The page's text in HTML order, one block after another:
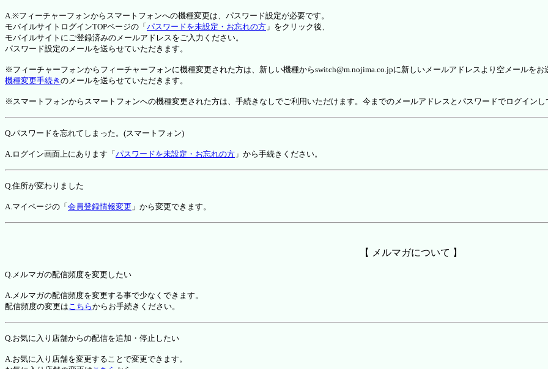
A.※フィーチャーフォンからスマートフォンへの機種変更は、パスワード設定が必要です。
モバイルサイトログインTOPページの「 パスワードを未設定・お忘れの方 」をクリック後、
モバイルサイトにご登録済みのメールアドレスをご入力ください。
パスワード設定のメールを送らせていただきます。
※フィーチャーフォンからフィーチャーフォンに機種変更された方は、新しい機種からswitch@m.nojima.co.jpに新しいメールアドレスより空メールをお
機種変更手続き のメールを送らせていただきます。
※スマートフォンからスマートフォンへの機種変更された方は、手続きなしでご利用いただけます。今までのメールアドレスとパスワードでログインし
Q.パスワードを忘れてしまった。(スマートフォン)
A.ログイン画面上にあります「 パスワードを未設定・お忘れの方 」から手続きください。
Q.住所が変わりました
A.マイページの「 会員登録情報変更 」から変更できます。
【 メルマガについて 】
Q.メルマガの配信頻度を変更したい
A.メルマガの配信頻度を変更する事で少なくできます。
配信頻度の変更はこちらからお手続きください。
Q.お気に入り店舗からの配信を追加・停止したい
A.お気に入り店舗を変更することで変更できます。